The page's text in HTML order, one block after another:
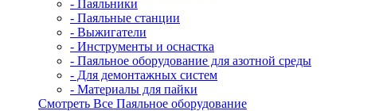
- Паяльники
- Паяльные станции
- Выжигатели
- Инструменты и оснастка
- Паяльное оборудование для азотной среды
- Для демонтажных систем
- Материалы для пайки
Смотреть Все Паяльное оборудование